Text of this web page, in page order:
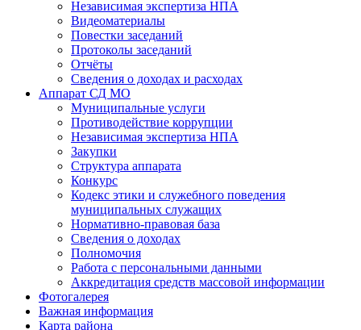
Независимая экспертиза НПА
Видеоматериалы
Повестки заседаний
Протоколы заседаний
Отчёты
Сведения о доходах и расходах
Аппарат СД МО
Муниципальные услуги
Противодействие коррупции
Независимая экспертиза НПА
Закупки
Структура аппарата
Конкурс
Кодекс этики и служебного поведения
муниципальных служащих
Нормативно-правовая база
Сведения о доходах
Полномочия
Работа с персональными данными
Аккредитация средств массовой информации
Фотогалерея
Важная информация
Карта района